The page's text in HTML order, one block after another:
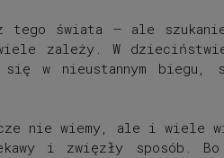
świata – ale
zależy. W
się w nieustannym
nie wiemy, ale i wiele
i zwięzły